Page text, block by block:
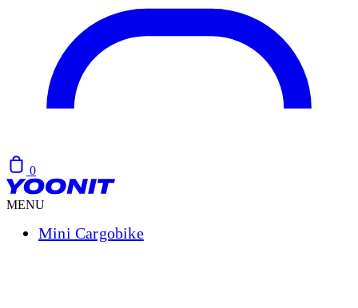
0
MENU
Mini Cargobike